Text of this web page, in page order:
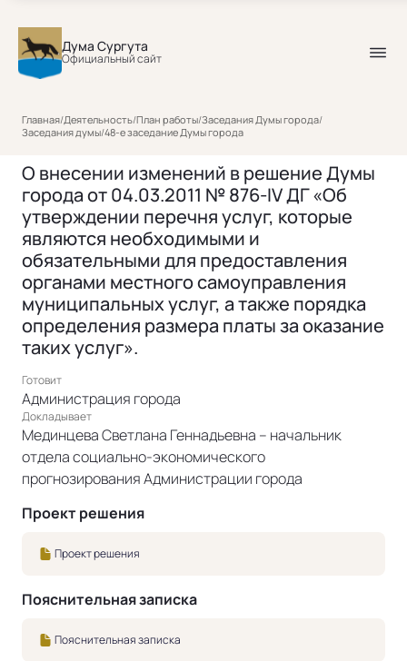
Дума Сургута
Официальный сайт
Главная/Деятельность/План работы/Заседания Думы города/
Заседания думы/48-е заседание Думы города
О внесении изменений в решение Думы
города от 04.03.2011 № 876-IV ДГ «Об
утверждении перечня услуг, которые
являются необходимыми и
обязательными для предоставления
органами местного самоуправления
муниципальных услуг, а также порядка
определения размера платы за оказание
таких услуг».
Готовит
Администрация города
Докладывает
Мединцева Светлана Геннадьевна – начальник
отдела социально-экономического
прогнозирования Администрации города
Проект решения
Проект решения
Пояснительная записка
Пояснительная записка